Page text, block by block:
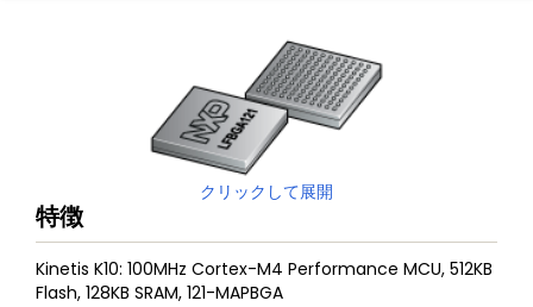
クリックして展開
特徴
Kinetis K10: 100MHz Cortex-M4 Performance MCU, 512KB
Flash, 128KB SRAM, 121-MAPBGA